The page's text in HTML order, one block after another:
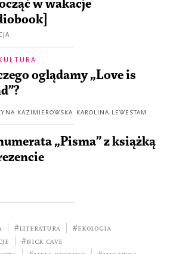
w wakacje
oglądamy „Love is
KAZIMIEROWSKA KAROLINA LEWESTAM
„Pisma” z książką
#literatura
#ekologia
#Nick Cave